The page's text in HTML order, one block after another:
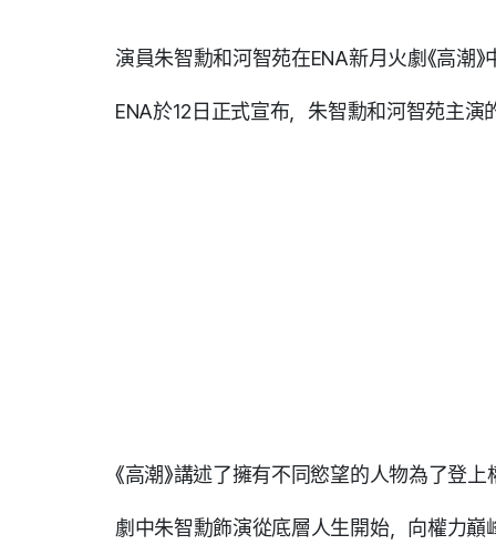
演員朱智勳和河智苑在ENA新月火劇《高潮
ENA於12日正式宣布，朱智勳和河智苑主演
《高潮》講述了擁有不同慾望的人物為了登
劇中朱智勳飾演從底層人生開始，向權力